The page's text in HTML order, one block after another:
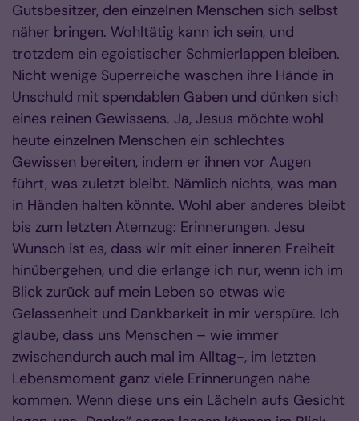
Gutsbesitzer, den einzelnen Menschen sich selbst
näher bringen. Wohltätig kann ich sein, und
trotzdem ein egoistischer Schmierlappen bleiben.
Nicht wenige Superreiche waschen ihre Hände in
Unschuld mit spendablen Gaben und dünken sich
eines reinen Gewissens. Ja, Jesus möchte wohl
heute einzelnen Menschen ein schlechtes
Gewissen bereiten, indem er ihnen vor Augen
führt, was zuletzt bleibt. Nämlich nichts, was man
in Händen halten könnte. Wohl aber anderes bleibt
bis zum letzten Atemzug: Erinnerungen. Jesu
Wunsch ist es, dass wir mit einer inneren Freiheit
hinübergehen, und die erlange ich nur, wenn ich im
Blick zurück auf mein Leben so etwas wie
Gelassenheit und Dankbarkeit in mir verspüre. Ich
glaube, dass uns Menschen – wie immer
zwischendurch auch mal im Alltag-, im letzten
Lebensmoment ganz viele Erinnerungen nahe
kommen. Wenn diese uns ein Lächeln aufs Gesicht